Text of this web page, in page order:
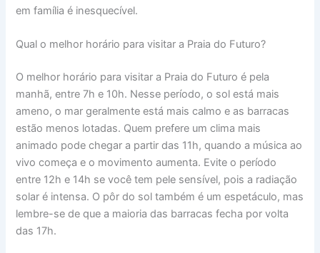
em família é inesquecível.
Qual o melhor horário para visitar a Praia do Futuro?
O melhor horário para visitar a Praia do Futuro é pela
manhã, entre 7h e 10h. Nesse período, o sol está mais
ameno, o mar geralmente está mais calmo e as barracas
estão menos lotadas. Quem prefere um clima mais
animado pode chegar a partir das 11h, quando a música ao
vivo começa e o movimento aumenta. Evite o período
entre 12h e 14h se você tem pele sensível, pois a radiação
solar é intensa. O pôr do sol também é um espetáculo, mas
lembre-se de que a maioria das barracas fecha por volta
das 17h.